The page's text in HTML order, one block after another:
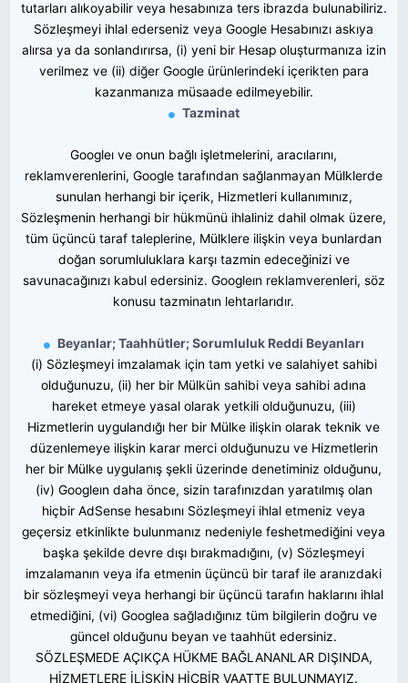
tutarları alıkoyabilir veya hesabınıza ters ibrazda bulunabiliriz.
Sözleşmeyi ihlal ederseniz veya Google Hesabınızı askıya
alırsa ya da sonlandırırsa, (i) yeni bir Hesap oluşturmanıza izin
verilmez ve (ii) diğer Google ürünlerindeki içerikten para
kazanmanıza müsaade edilmeyebilir.
Tazminat
Googleı ve onun bağlı işletmelerini, aracılarını,
reklamverenlerini, Google tarafından sağlanmayan Mülklerde
sunulan herhangi bir içerik, Hizmetleri kullanımınız,
Sözleşmenin herhangi bir hükmünü ihlaliniz dahil olmak üzere,
tüm üçüncü taraf taleplerine, Mülklere ilişkin veya bunlardan
doğan sorumluluklara karşı tazmin edeceğinizi ve
savunacağınızı kabul edersiniz. Googleın reklamverenleri, söz
konusu tazminatın lehtarlarıdır.
Beyanlar; Taahhütler; Sorumluluk Reddi Beyanları
(i) Sözleşmeyi imzalamak için tam yetki ve salahiyet sahibi
olduğunuzu, (ii) her bir Mülkün sahibi veya sahibi adına
hareket etmeye yasal olarak yetkili olduğunuzu, (iii)
Hizmetlerin uygulandığı her bir Mülke ilişkin olarak teknik ve
düzenlemeye ilişkin karar merci olduğunuzu ve Hizmetlerin
her bir Mülke uygulanış şekli üzerinde denetiminiz olduğunu,
(iv) Googleın daha önce, sizin tarafınızdan yaratılmış olan
hiçbir AdSense hesabını Sözleşmeyi ihlal etmeniz veya
geçersiz etkinlikte bulunmanız nedeniyle feshetmediğini veya
başka şekilde devre dışı bırakmadığını, (v) Sözleşmeyi
imzalamanın veya ifa etmenin üçüncü bir taraf ile aranızdaki
bir sözleşmeyi veya herhangi bir üçüncü tarafın haklarını ihlal
etmediğini, (vi) Googlea sağladığınız tüm bilgilerin doğru ve
güncel olduğunu beyan ve taahhüt edersiniz.
SÖZLEŞMEDE AÇIKÇA HÜKME BAĞLANANLAR DIŞINDA,
HİZMETLERE İLİŞKİN HİÇBİR VAATTE BULUNMAYIZ.